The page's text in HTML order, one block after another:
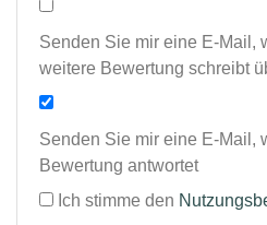
Senden Sie mir eine E-Mail,
weitere Bewertung schreibt
Senden Sie mir eine E-Mail,
Bewertung antwortet
Ich stimme den